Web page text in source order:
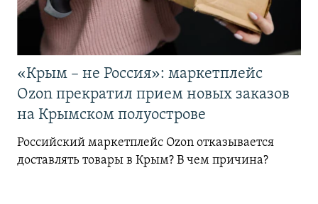
«Крым – не Россия»: маркетплейс
Ozon прекратил прием новых заказов
на Крымском полуострове
Российский маркетплейс Ozon отказывается
доставлять товары в Крым? В чем причина?